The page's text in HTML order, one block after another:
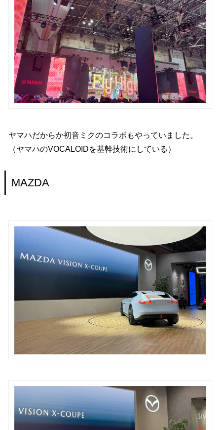
ヤマハだからか初音ミクのコラボもやっていました。
（ヤマハのVOCALOIDを基幹技術にしている）
MAZDA